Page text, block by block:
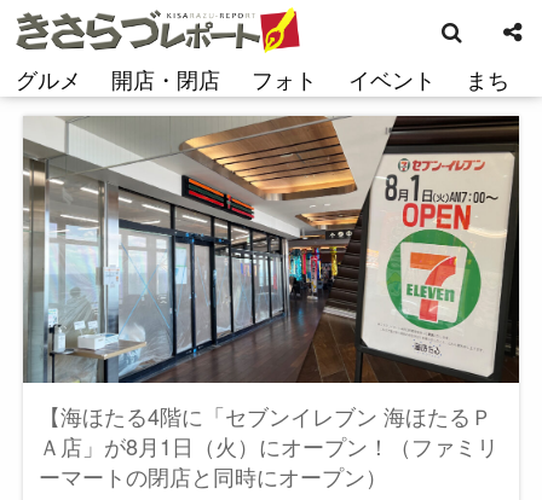
コ
ン
ン
グルメ 開店・閉店 フォト イベント まち
索
【海ほたる4階に「セブンイレブン 海ほたるＰ
Ａ店」が8月1日（火）にオープン！（ファミリ
ーマートの閉店と同時にオープン）